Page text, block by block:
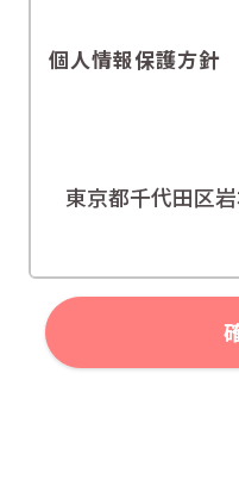
個人情報保護方針
東京都千代田区
当社は、お客様の個人